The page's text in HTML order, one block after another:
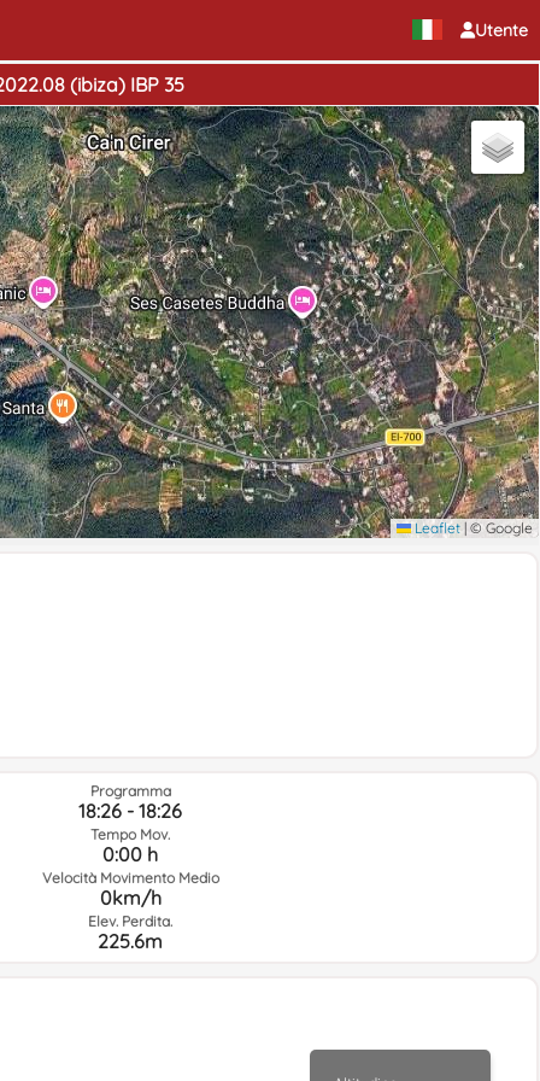
Utente
(ibiza) IBP 35
Leaflet | © Google
Programma
18:26 - 18:26
Tempo Mov.
0:00 h
Velocità Movimento Medio
0km/h
Elev. Perdita.
225.6m